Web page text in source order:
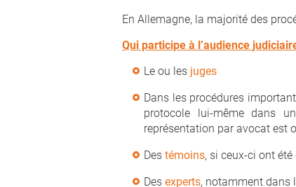
En Allemagne, la majorité des
Qui participe à l’audience
Le ou les juges
Dans les procédures
protocole lui-même dans
représentation par avocat est
Des témoins, si ceux-ci ont
Des experts, notamment dans